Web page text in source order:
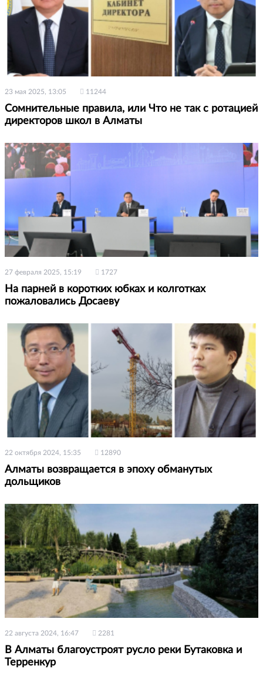
23 мая 2025, 13:05 11244
Сомнительные правила, или Что не так с ротацией
директоров школ в Алматы
27 февраля 2025, 15:19 1727
На парней в коротких юбках и колготках
пожаловались Досаеву
22 октября 2024, 15:35 12890
Алматы возвращается в эпоху обманутых
дольщиков
22 августа 2024, 16:47 2281
В Алматы благоустроят русло реки Бутаковка и
Терренкур